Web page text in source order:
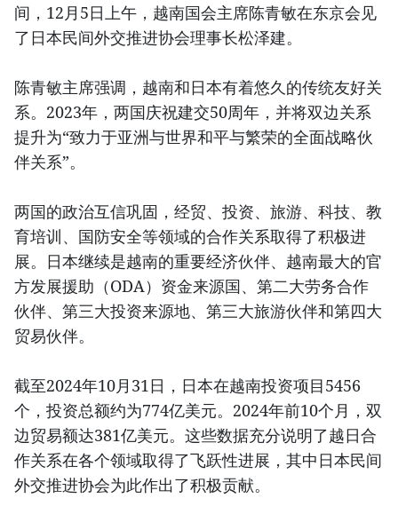
间，12月5日上午，越南国会主席陈青敏在东京会见
了日本民间外交推进协会理事长松泽建。
陈青敏主席强调，越南和日本有着悠久的传统友好关
系。2023年，两国庆祝建交50周年，并将双边关系
提升为“致力于亚洲与世界和平与繁荣的全面战略伙
伴关系”。
两国的政治互信巩固，经贸、投资、旅游、科技、教
育培训、国防安全等领域的合作关系取得了积极进
展。日本继续是越南的重要经济伙伴、越南最大的官
方发展援助（ODA）资金来源国、第二大劳务合作
伙伴、第三大投资来源地、第三大旅游伙伴和第四大
贸易伙伴。
截至2024年10月31日，日本在越南投资项目5456
个，投资总额约为774亿美元。2024年前10个月，双
边贸易额达381亿美元。这些数据充分说明了越日合
作关系在各个领域取得了飞跃性进展，其中日本民间
外交推进协会为此作出了积极贡献。